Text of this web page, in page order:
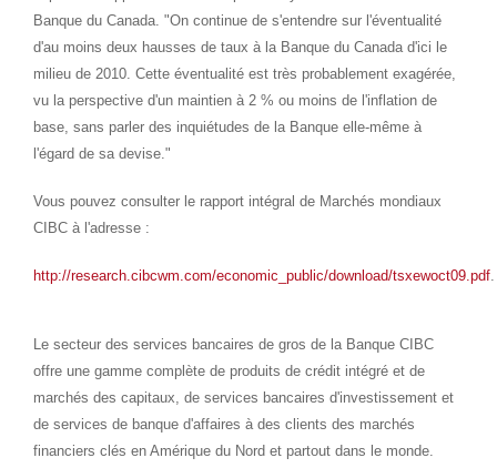
Banque duCanada. "On continue de s'entendre sur l'éventualité
d'au moins deux hausses de taux à la Banque duCanadad'ici le
milieu de 2010. Cette éventualité est très probablement exagérée,
vu la perspective d'un maintien à 2 % ou moins de l'inflation de
base, sans parler des inquiétudes de la Banque elle-même à
l'égard de sa devise."
Vous pouvez consulter le rapport intégral de Marchés mondiaux
CIBC à l'adresse :
http://research.cibcwm.com/economic_public/download/tsxewoct09.pdf.
Le secteur des services bancaires de gros de la Banque CIBC
offre une gamme complète de produits de crédit intégré et de
marchés des capitaux, de services bancaires d'investissement et
de services de banque d'affaires à des clients des marchés
financiers clés en Amérique du Nord et partout dans le monde.